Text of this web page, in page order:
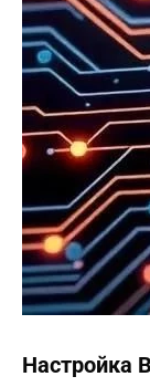
Настройка